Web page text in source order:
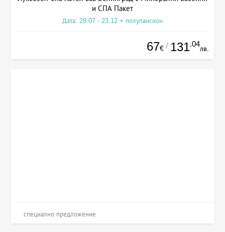
и СПА Пакет
Дата: 28.07 - 23.12 + полупансион
67€ / 131.04
лв.
специално предложение